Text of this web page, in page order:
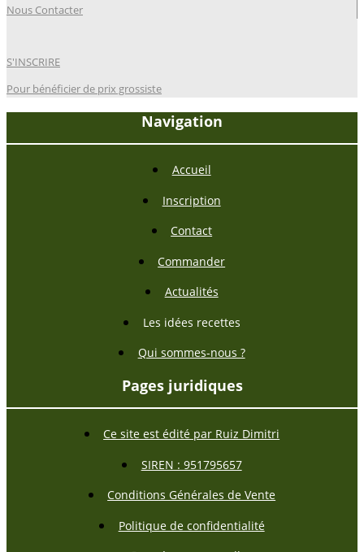
Nous Contacter
S'INSCRIRE
Pour bénéficier de prix grossiste
Navigation
Accueil
Inscription
Contact
Commander
Actualités
Les idées recettes
Qui sommes-nous ?
Pages juridiques
Ce site est édité par Ruiz Dimitri
SIREN : 951795657
Conditions Générales de Vente
Politique de confidentialité